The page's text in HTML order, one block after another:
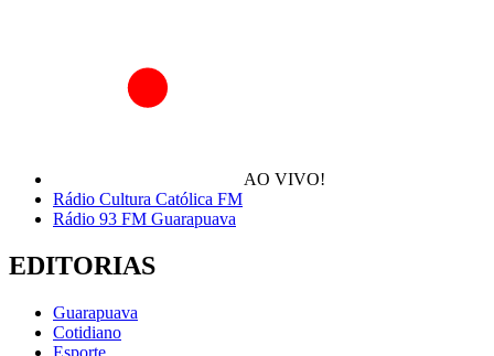
AO VIVO!
Rádio Cultura Católica FM
Rádio 93 FM Guarapuava
EDITORIAS
Guarapuava
Cotidiano
Esporte